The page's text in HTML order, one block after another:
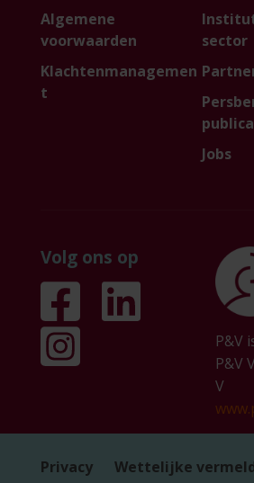
Algemene
voorwaarden
Klachtenmanagemen
t
sector
Jobs
Volg ons op
P&V
P&V
V
Privacy
Wettelijke